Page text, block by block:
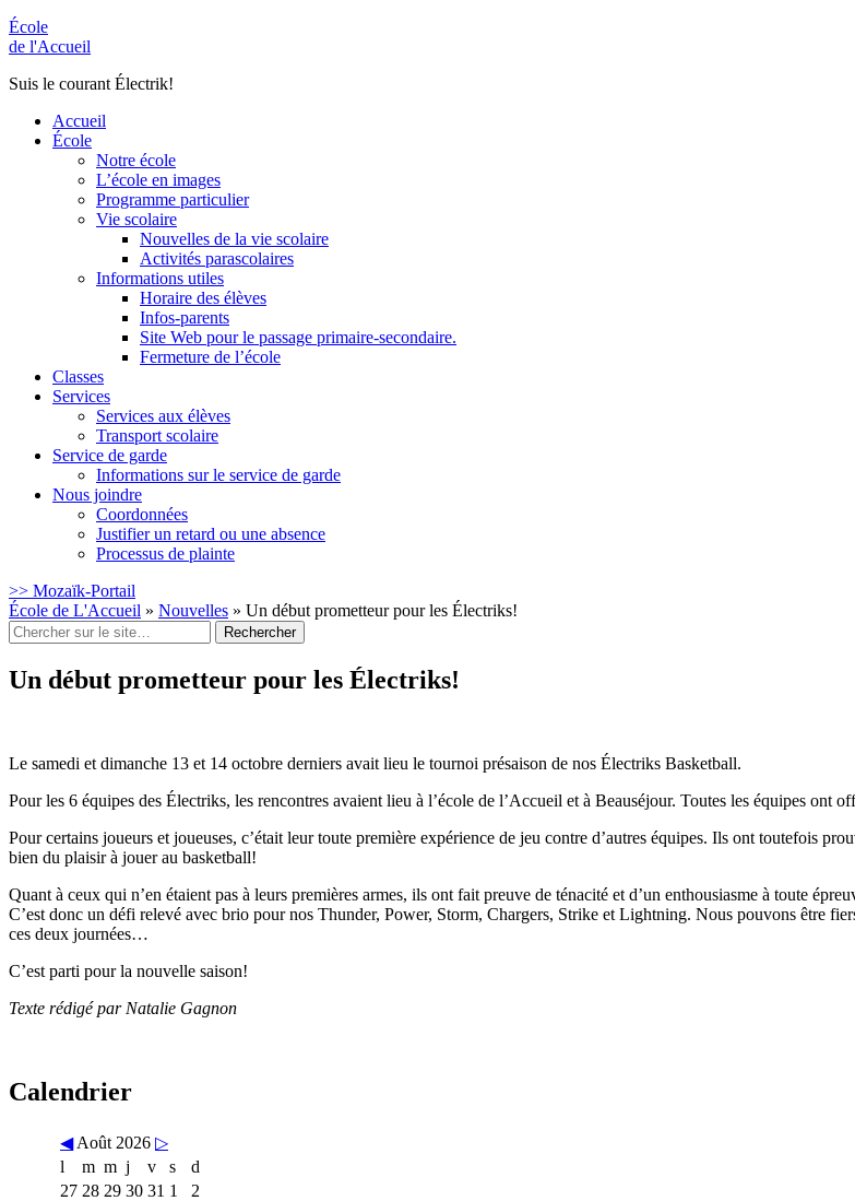
École
de l'Accueil
Suis le courant Électrik!
Accueil
École
Notre école
L’école en images
Programme particulier
Vie scolaire
Nouvelles de la vie scolaire
Activités parascolaires
Informations utiles
Horaire des élèves
Infos-parents
Site Web pour le passage primaire-secondaire.
Fermeture de l’école
Classes
Services
Services aux élèves
Transport scolaire
Service de garde
Informations sur le service de garde
Nous joindre
Coordonnées
Justifier un retard ou une absence
Processus de plainte
>> Mozaïk-Portail
École de L'Accueil » Nouvelles » Un début prometteur pour les Électriks!
Rechercher
:
Un début prometteur pour les Électriks!
Le samedi et dimanche 13 et 14 octobre derniers avait lieu le tournoi présaison de nos Électriks Basketball.
Pour les 6 équipes des Électriks, les rencontres avaient lieu à l’école de l’Accueil et à Beauséjour. Toutes les équipes ont
Pour certains joueurs et joueuses, c’était leur toute première expérience de jeu contre d’autres équipes. Ils ont toutefois
bien du plaisir à jouer au basketball!
Quant à ceux qui n’en étaient pas à leurs premières armes, ils ont fait preuve de ténacité et d’un enthousiasme à toute
C’est donc un défi relevé avec brio pour nos Thunder, Power, Storm, Chargers, Strike et Lightning. Nous pouvons être
ces deux journées…
C’est parti pour la nouvelle saison!
Texte rédigé par Natalie Gagnon
Calendrier
◀ Août 2026 ▷
l
m m j v s
d
27 28 29 30 31 1
2